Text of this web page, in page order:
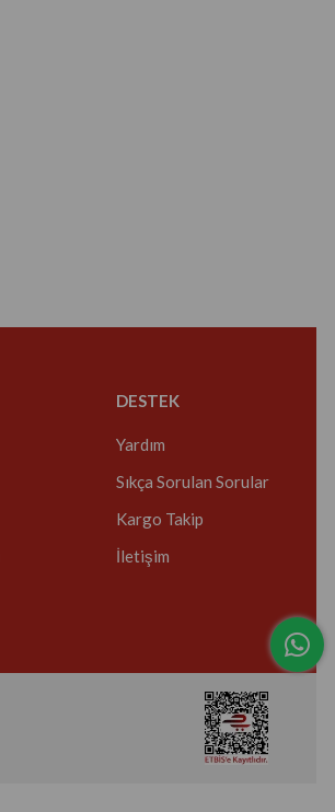
DESTEK
Yardım
Sıkça Sorulan Sorular
Kargo Takip
İletişim